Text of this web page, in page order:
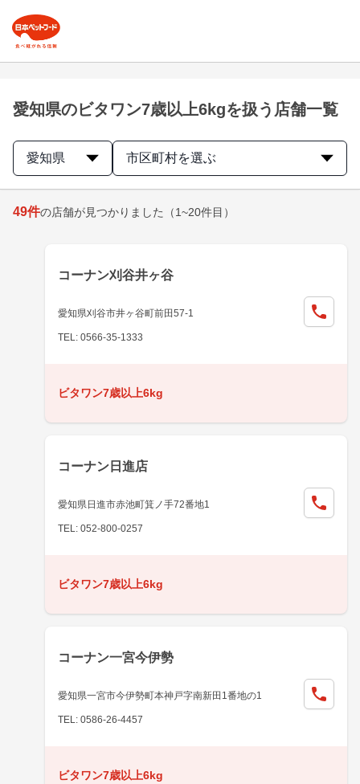
愛知県のビタワン7歳以上6kgを扱う店舗一覧
愛知県 市区町村を選ぶ
49件の店舗が見つかりました （1~20件目）
コーナン刈谷井ヶ谷
愛知県刈谷市井ヶ谷町前田57-1
TEL: 0566-35-1333
ビタワン7歳以上6kg
コーナン日進店
愛知県日進市赤池町箕ノ手72番地1
TEL: 052-800-0257
ビタワン7歳以上6kg
コーナン一宮今伊勢
愛知県一宮市今伊勢町本神戸字南新田1番地の1
TEL: 0586-26-4457
ビタワン7歳以上6kg